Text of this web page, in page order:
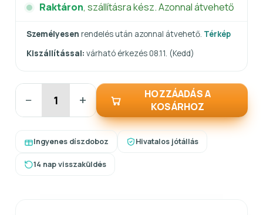
Raktáron, szállításra kész. Azonnal átvehető
Személyesen rendelés után azonnal átvehető. Térkép
Kiszállítással: várható érkezés 08.11. (Kedd)
− +
HOZZÁADÁS A
KOSÁRHOZ
Ingyenes díszdoboz Hivatalos jótállás
14 nap visszaküldés